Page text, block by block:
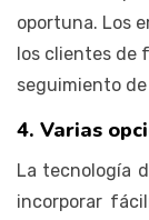
oportuna. Los
los clientes de
seguimiento
4. Varias
La tecnología
incorporar